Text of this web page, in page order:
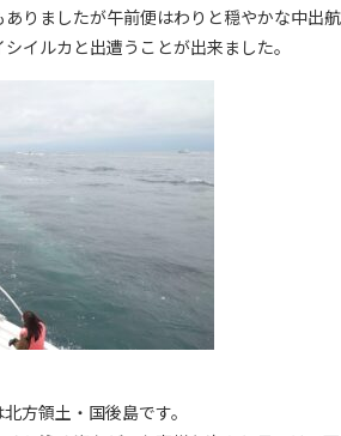
りましたが午前便はわりと穏やかな中出
イルカと出遭うことが出来ました。
方領土・国後島です。